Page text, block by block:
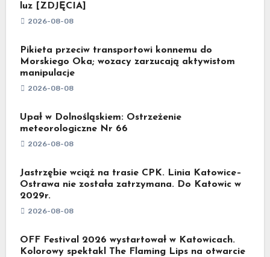
luz [ZDJĘCIA]
2026-08-08
Pikieta przeciw transportowi konnemu do
Morskiego Oka; wozacy zarzucają aktywistom
manipulacje
2026-08-08
Upał w Dolnośląskiem: Ostrzeżenie
meteorologiczne Nr 66
2026-08-08
Jastrzębie wciąż na trasie CPK. Linia Katowice–
Ostrawa nie została zatrzymana. Do Katowic w
2029r.
2026-08-08
OFF Festival 2026 wystartował w Katowicach.
Kolorowy spektakl The Flaming Lips na otwarcie